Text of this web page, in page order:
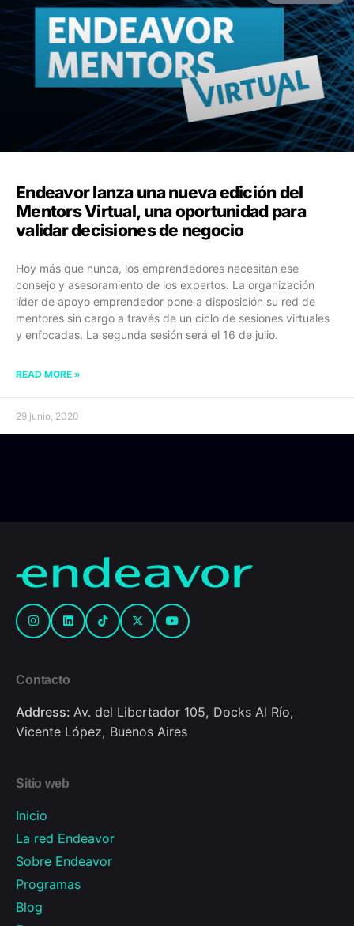
Endeavor lanza una nueva edición del
Mentors Virtual, una oportunidad para
validar decisiones de negocio
Hoy más que nunca, los emprendedores necesitan ese
consejo y asesoramiento de los expertos. La organización
líder de apoyo emprendedor pone a disposición su red de
mentores sin cargo a través de un ciclo de sesiones virtuales
y enfocadas. La segunda sesión será el 16 de julio.
READ MORE »
29 junio, 2020
Contacto
Address: Av. del Libertador 105, Docks Al Río,
Vicente López, Buenos Aires
Sitio web
Inicio
La red Endeavor
Sobre Endeavor
Programas
Blog